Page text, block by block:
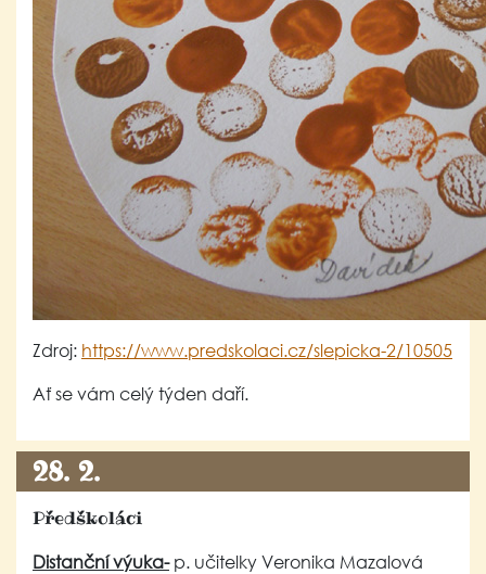
Zdroj: https://www.predskolaci.cz/slepicka-2/10505
Ať se vám celý týden daří.
28. 2.
Předškoláci
Distanční výuka-p. učitelky Veronika Mazalová